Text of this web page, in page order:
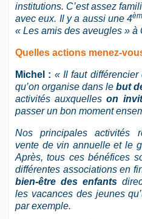
institutions. C’est assez
avec eux. Il y a aussi une 4
« Les amis des aveugles » à
Quelles actions menez-
Michel : « Il faut
qu’on organise dans le but
activités auxquelleson
passer un bon moment
Nos principales activités
vente de vin annuelle et le
Après, tous ces bénéfices
différentes associations en
bien-être des enfants
les vacances des jeunes
par exemple.